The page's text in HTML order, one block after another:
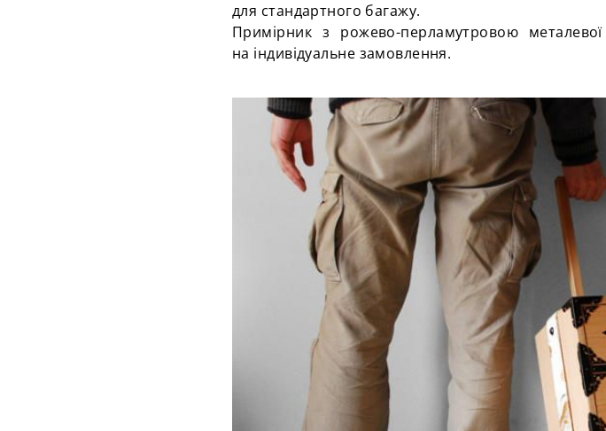
для стандартного багажу.
Примірник з рожево-перламутровою
на індивідуальне замовлення.